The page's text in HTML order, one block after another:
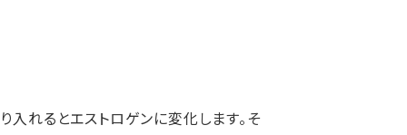
れるとエストロゲンに変化します。そ